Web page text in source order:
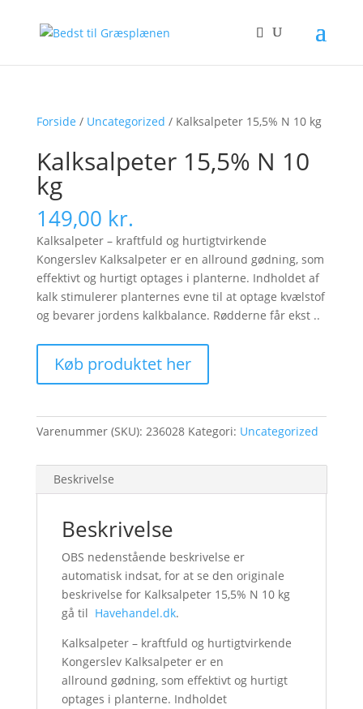
Forside / Uncategorized / Kalksalpeter 15,5% N 10 kg
Kalksalpeter 15,5% N 10
kg
149,00 kr.
Kalksalpeter – kraftfuld og hurtigtvirkende
Kongerslev Kalksalpeter er en allround gødning, som
effektivt og hurtigt optages i planterne. Indholdet af
kalk stimulerer planternes evne til at optage kvælstof
og bevarer jordens kalkbalance. Rødderne får ekst ..
Køb produktet her
Varenummer (SKU): 236028 Kategori: Uncategorized
Beskrivelse
Beskrivelse
OBS nedenstående beskrivelse er
automatisk indsat, for at se den originale
beskrivelse for Kalksalpeter 15,5% N 10 kg
gå til Havehandel.dk.
Kalksalpeter – kraftfuld og hurtigtvirkende
Kongerslev Kalksalpeter er en
allround gødning, som effektivt og hurtigt
optages i planterne. Indholdet